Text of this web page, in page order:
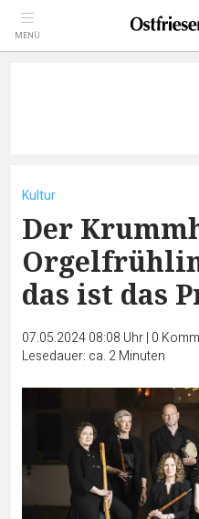
MENÜ
Kultur
Der
das ist das
07.05.2024 08:08 Uhr| 0
Lesedauer: ca. 2 Minuten